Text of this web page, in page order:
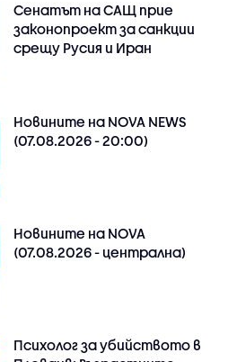
Сенатът на САЩ прие
законопроект за санкции
срещу Русия и Иран
Новините на NOVA NEWS
(07.08.2026 - 20:00)
Новините на NOVA
(07.08.2026 - централна)
Психолог за убийството в